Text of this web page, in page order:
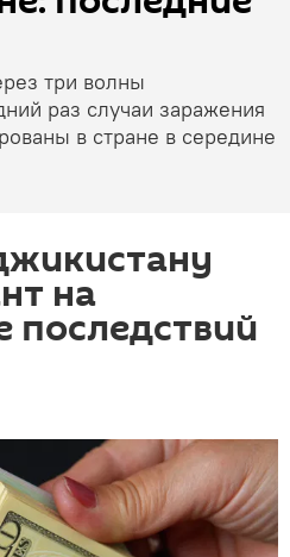
три волны
раз случаи заражения
в стране в середине
на
последствий